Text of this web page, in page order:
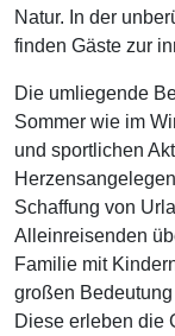
Natur. In der
finden Gäste zur
Die umliegende
Sommer wie im
und sportlichen
Schaffung von
Alleinreisenden
Familie mit
großen
Diese erleben die